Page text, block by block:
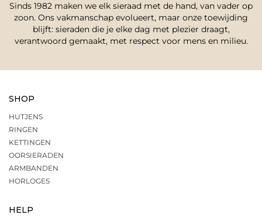
Sinds 1982 maken we elk sieraad met de hand, van vader op
zoon. Ons vakmanschap evolueert, maar onze toewijding
blijft: sieraden die je elke dag met plezier draagt,
verantwoord gemaakt, met respect voor mens en milieu.
SHOP
HUTJENS
RINGEN
KETTINGEN
OORSIERADEN
ARMBANDEN
HORLOGES
HELP